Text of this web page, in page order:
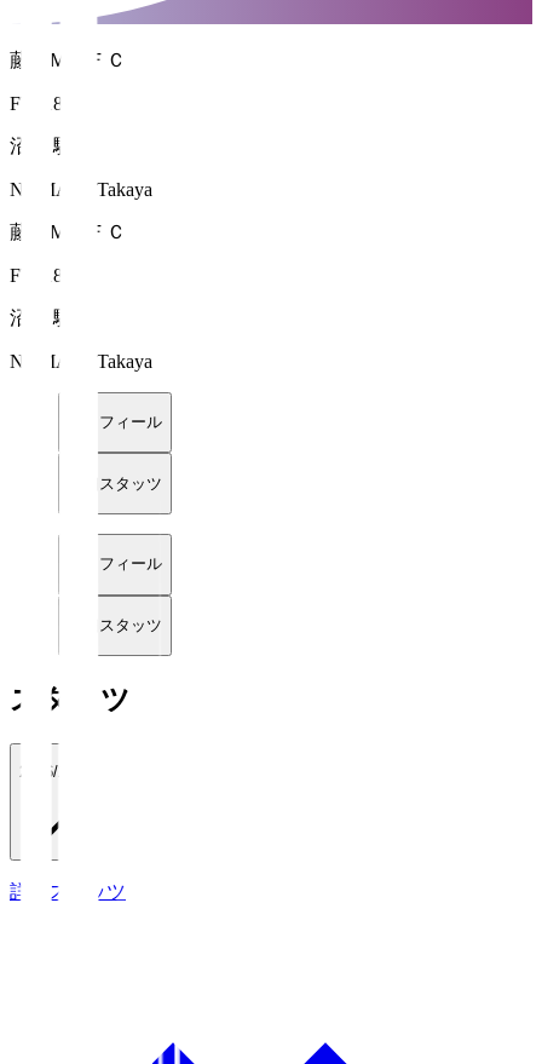
藤枝ＭＹＦＣ
FW 18
沼田 駿也
NUMATA Takaya
藤枝ＭＹＦＣ
FW 18
沼田 駿也
NUMATA Takaya
プロフィール
詳細スタッツ
プロフィール
詳細スタッツ
スタッツ
2026/27
詳細スタッツ